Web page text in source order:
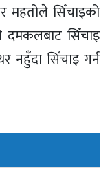
महतोले सिँचाइको
दमकलबाट सिँचाइ
नहुँदा सिँचाइ गर्न